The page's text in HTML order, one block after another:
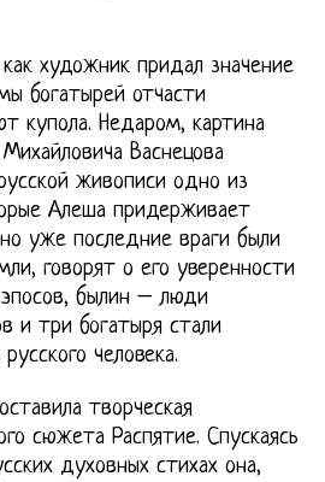
художник придал значение
богатырей отчасти
купола. Недаром, картина
Васнецова
живописи одно из
Алеша придерживает
уже последние враги были
говорят о его уверенности
былин – люди
и три богатыря стали
человека.
творческая
сюжета Распятие. Спускаясь
духовных стихах она,